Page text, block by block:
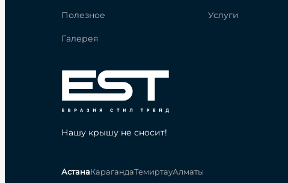
Полезное
Галерея
Услуги
Нашу крышу не сносит!
АстанаКарагандаТемиртауАлматы